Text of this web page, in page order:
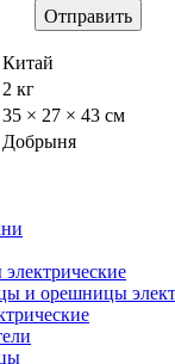
Китай
2 кг
35 × 27 × 43 см
Добрыня
и орешницы